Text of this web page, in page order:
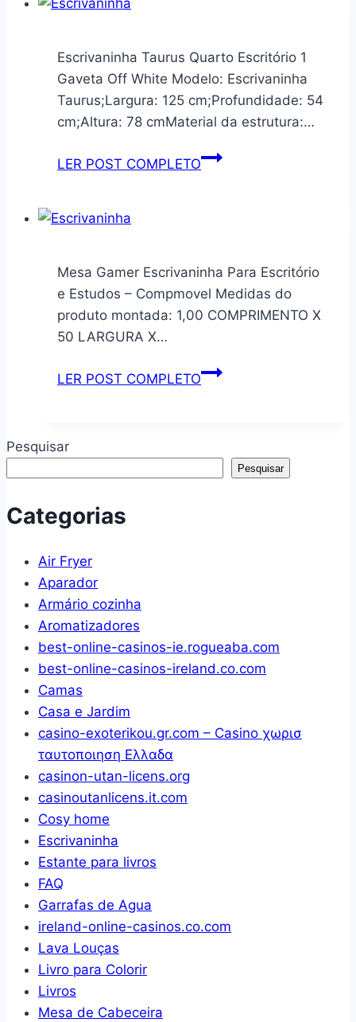
maciça
aço
Escrivaninha Taurus Quarto Escritório 1
Gaveta Off White Modelo: Escrivaninha
Taurus;Largura: 125 cm;Profundidade: 54
cm;Altura: 78 cmMaterial da estrutura:…
LER POST COMPLETOEscrivaninha
Gaveta
Off
White
Mesa Gamer Escrivaninha Para Escritório
e Estudos – Compmovel Medidas do
produto montada: 1,00 COMPRIMENTO X
50 LARGURA X…
LER POST COMPLETOMesa
Escritório
e
Pesquisar
Pesquisar
Categorias
Air Fryer
Aparador
Armário cozinha
Aromatizadores
best-online-casinos-ie.rogueaba.com
best-online-casinos-ireland.co.com
Camas
Casa e Jardim
casino-exoterikou.gr.com – Casino χωρισ
ταυτοποιηση Ελλαδα
casinon-utan-licens.org
casinoutanlicens.it.com
Cosy home
Escrivaninha
Estante para livros
FAQ
Garrafas de Agua
ireland-online-casinos.co.com
Lava Louças
Livro para Colorir
Livros
Mesa de Cabeceira